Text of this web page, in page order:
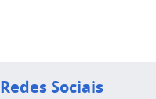
Redes Sociais